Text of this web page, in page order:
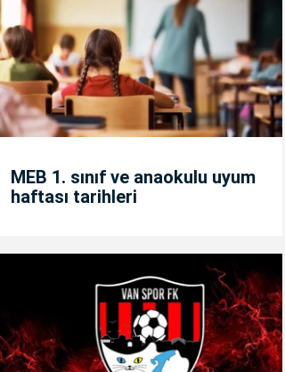
MEB 1. sınıf ve anaokulu uyum
haftası tarihleri